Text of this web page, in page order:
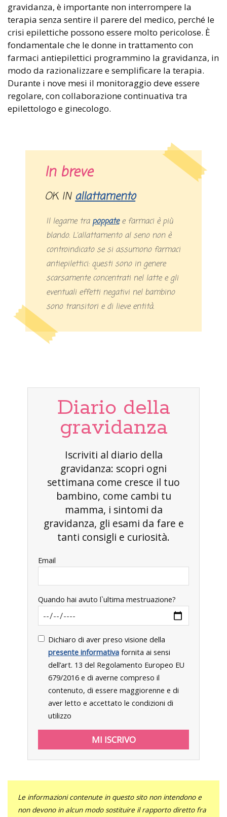
gravidanza, è importante non interrompere la
terapia senza sentire il parere del medico, perché le
crisi epilettiche possono essere molto pericolose. È
fondamentale che le donne in trattamento con
farmaci antiepilettici programmino la gravidanza, in
modo da razionalizzare e semplificare la terapia.
Durante i nove mesi il monitoraggio deve essere
regolare, con collaborazione continuativa tra
epilettologo e ginecologo.
In breve
OK INallattamento
Il legame tra poppatee farmaci è più
blando. L’allattamento al seno non è
controindicato se si assumono farmaci
antiepilettici: questi sono in genere
scarsamente concentrati nel latte e gli
eventuali effetti negativi nel bambino
sono transitori e di lieve entità.
Diario della
gravidanza
Iscriviti al diario della
gravidanza: scopri ogni
settimana come cresce il tuo
bambino, come cambi tu
mamma, i sintomi da
gravidanza, gli esami da fare e
tanti consigli e curiosità.
Email
Quando hai avuto l`ultima mestruazione?
Dichiaro di aver preso visione della
presente informativa fornita ai sensi
dell’art. 13 del Regolamento Europeo EU
679/2016 e di averne compreso il
contenuto, di essere maggiorenne e di
aver letto e accettato le condizioni di
utilizzo
Le informazioni contenute in questo sito non intendono e
non devono in alcun modo sostituire il rapporto diretto fra